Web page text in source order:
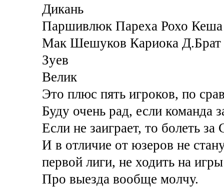
Дикань
Паршивлюк Пареха Рохо Кеша
Мак Шешуков Кариока Д.Брат
Зуев
Велик
Это плюс пять игроков, по
Буду очень рад, если команда
Если не заиграет, то болеть за
И в отличие от юзеров не
первой лиги, не ходить на
Про выезда вообще молчу.